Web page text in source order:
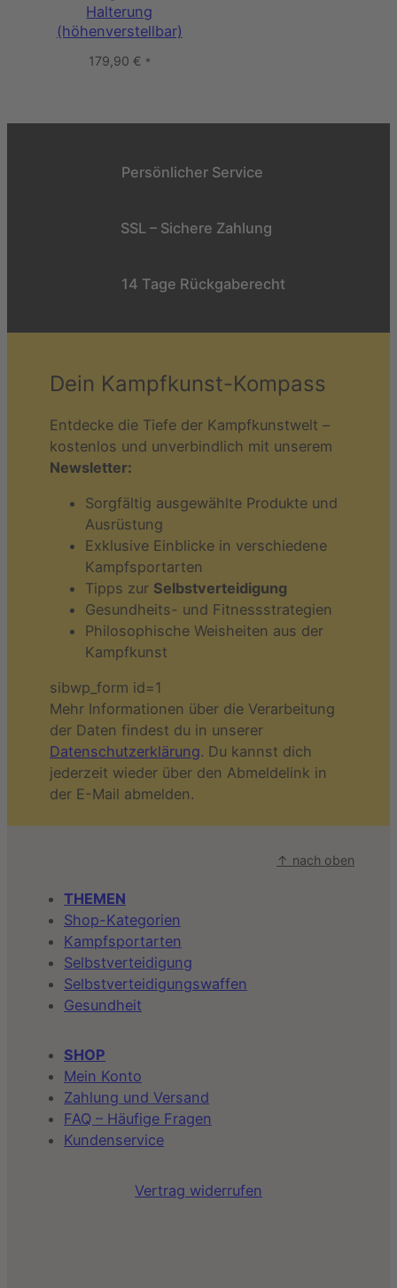
Halterung
(höhenverstellbar)
179,90 € *
Persönlicher Service
SSL – Sichere Zahlung
14 Tage Rückgaberecht
Dein Kampfkunst-Kompass
Entdecke die Tiefe der Kampfkunstwelt –
kostenlos und unverbindlich mit unserem
Newsletter:
Sorgfältig ausgewählte Produkte und
Ausrüstung
Exklusive Einblicke in verschiedene
Kampfsportarten
Tipps zur Selbstverteidigung
Gesundheits- und Fitnessstrategien
Philosophische Weisheiten aus der
Kampfkunst
sibwp_form id=1
Mehr Informationen über die Verarbeitung
der Daten findest du in unserer
Datenschutzerklärung. Du kannst dich
jederzeit wieder über den Abmeldelink in
der E-Mail abmelden.
↑ nach oben
THEMEN
Shop-Kategorien
Kampfsportarten
Selbstverteidigung
Selbstverteidigungswaffen
Gesundheit
SHOP
Mein Konto
Zahlung und Versand
FAQ – Häufige Fragen
Kundenservice
Vertrag widerrufen